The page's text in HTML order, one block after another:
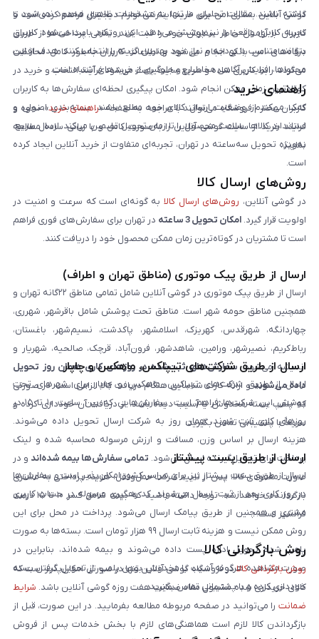
داشته باشند. مقالات تحلیلی ما تنها به مشخصات ظاهری محدود نمی‌شود و
تجربه کاربری واقعی را نیز پوشش می‌دهد. این رویکرد باعث می‌شود کاربران
بتوانند متناسب با بودجه و نیاز خود بهترین گزینه را انتخاب کنند. هدف از این
محتواها، افزایش آگاهی مخاطبان و جلوگیری از خریدهای اشتباه است.
گوشی آنلاین بستری امن برای خرید اینترنتی لوازم دیجیتال فراهم کرده است تا
کاربران با آرامش خاطر سفارش خود را ثبت کنند. تمامی پرداخت‌ها از طریق
درگاه‌های امن بانکی انجام می‌شود و اطلاعات کاربران به‌طور کامل محافظت
می‌گردد. رابط کاربری ساده و سریع سایت باعث می‌شود فرآیند انتخاب و خرید در
کوتاه‌ترین زمان ممکن انجام شود. امکان پیگیری لحظه‌ای سفارش‌ها به کاربران
کمک می‌کند از وضعیت ارسال کالای خود مطلع باشند. بسته‌بندی اصولی و
استاندارد کالاها، سلامت محصول را تا زمان تحویل تضمین می‌کند. ارسال سریع،
به‌ویژه تحویل سه‌ساعته در تهران، تجربه‌ای متفاوت از خرید آنلاین ایجاد کرده
است.
راهنمای خرید
کاربران محترم فروشگاه می‌توانند با مراجعه به صفحه «راهنمای خرید»، نحوه و
فرایند خرید از سایت گوشی آنلاین را به‌صورت کامل و با زبانی ساده مطالعه
نمایند.
روش‌های ارسال کالا
در گوشی آنلاین، روش‌های ارسال کالا به گونه‌ای است که سرعت و امنیت در
اولویت قرار گیرد. امکان تحویل 3 ساعته
در تهران برای سفارش‌های فوری فراهم
است تا مشتریان در کوتاه‌ترین زمان ممکن محصول خود را دریافت کنند.
ارسال از طریق پیک موتوری (مناطق تهران و اطراف)
ارسال از طریق پیک موتوری در گوشی آنلاین شامل تمامی مناطق ۲۲گانه تهران و
همچنین مناطق حومه شهر است. مناطق تحت پوشش شامل باقرشهر، شهرری،
چهاردانگه، شهرقدس، کهریزک، اسلامشهر، پاکدشت، نسیم‌شهر، باغستان،
رباط‌کریم، نصیرشهر، ورامین، شاهدشهر، فرون‌آباد، قرچک، صالحیه، شهریار و
اندیشه می‌شود. سفارش‌های ثبت‌شده در روزهای کاری همان روز تحویل
داده می‌شوندو ارائه کارت شناسایی هنگام دریافت کالا الزامی است. در صورتی
که پلمپ بسته مخدوش یا آسیب دیده باشد، از دریافت آن خودداری کرده و
سریعاً با پشتیبانی تماس بگیرید.
ارسال از طریق شرکت‌های تیپاکس، ماهکس و چاپار
ارسال از طریق شرکت‌های تیپاکس، ماهکس و چاپار برای شهرهای تحت
پوشش این شرکت‌ها فراهم است. سفارش‌هایی که بین ساعت ۱۰ تا ۱۵ در
روزهای کاری ثبت شوند، همان روز به شرکت ارسال تحویل داده می‌شوند.
هزینه ارسال بر اساس وزن، مسافت و ارزش مرسوله محاسبه شده و لینک
پرداخت برای تحویل‌گیرنده ارسال می‌شود. تمامی سفارش‌ها بیمه شده‌اند و در
صورت مفقودی کالا، پس از تایید شرکت حمل‌ونقل، هزینه پرداختی به مشتری
بازگردانده خواهد شد. توجه داشته باشید که بیمه شامل کسر ۱۰ تا ۱۵ درصد
فرانشیز است.
ارسال از طریق پست پیشتاز
ارسال از طریق پست پیشتاز نیز برای سراسر کشور امکان‌پذیر است و سفارش‌ها
در روز کاری بعد از ثبت، ارسال می‌شوند. کد رهگیری مرسوله در حساب کاربری
مشتری و همچنین از طریق پیامک ارسال می‌شود. پرداخت در محل برای این
روش ممکن نیست و هزینه ثابت ارسال ۹۹ هزار تومان است. بسته‌ها به صورت
پلمپ شده تحویل اداره پست داده می‌شوند و بیمه شده‌اند، بنابراین در
صورت مشاهده هرگونه آسیب یا مخدوش بودن پلمپ، از تحویل گرفتن بسته
خودداری کرده و با پشتیبانی تماس بگیرید.
روش بازگردانی کالا
روش بازگردانی کالادر فروشگاه گوشی آنلاین تنها در صورتی امکان‌پذیر است که
کالای خریداری شده مشمول مفاد ضمانت هفت روزه گوشی آنلاین باشد. شرایط
ضمانت را می‌توانید در صفحه مربوطه مطالعه بفرمایید. در این صورت، قبل از
بازگرداندن کالا لازم است هماهنگی‌های لازم با بخش خدمات پس از فروش